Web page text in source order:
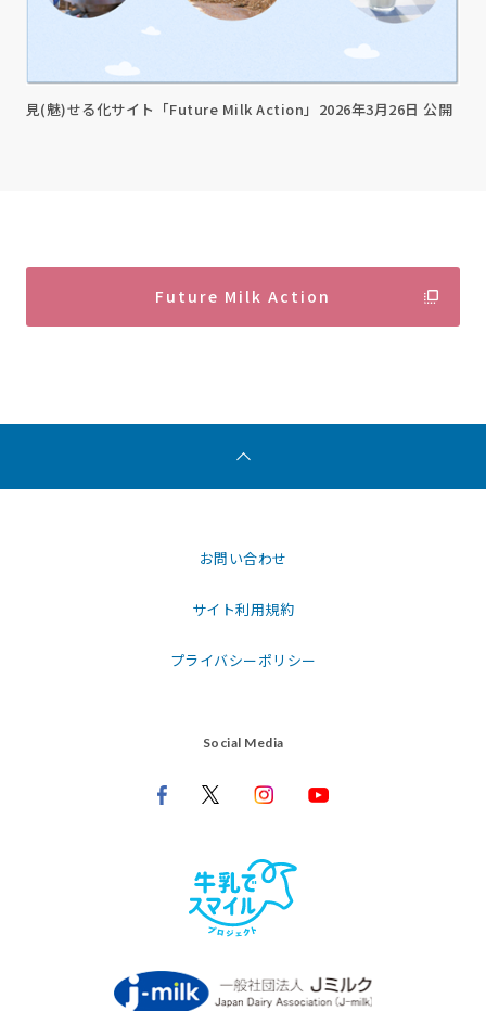
見(魅)せる化サイト「Future Milk Action」2026年3月26日 公開
Future Milk Action
お問い合わせ
サイト利用規約
プライバシーポリシー
Social Media